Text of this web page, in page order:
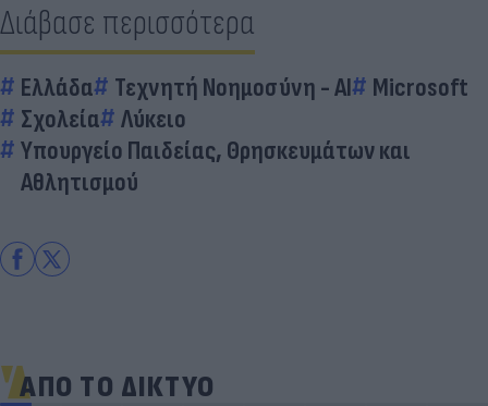
Διάβασε περισσότερα
Ελλάδα Τεχνητή Νοημοσύνη - AI
Microsoft
Σχολεία
Λύκειο
Υπουργείο Παιδείας, Θρησκευμάτων και
Αθλητισμού
ΑΠΟ ΤΟ ΔΙΚΤΥΟ